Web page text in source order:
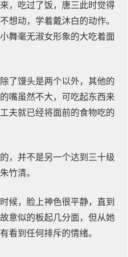
，吃过了饭，唐三此时觉得
想动，学着戴沐白的动作。
舞毫无淑女形象的大吃着面
了馒头是两个以外，其他的
嘴虽然不大，可吃起东西来
夫就已经将面前的食物吃的
，并不是另一个达到三十级
竹清。
候，脸上神色很平静，直到
意似的板起几分面，但从她
看到任何排斥的情绪。